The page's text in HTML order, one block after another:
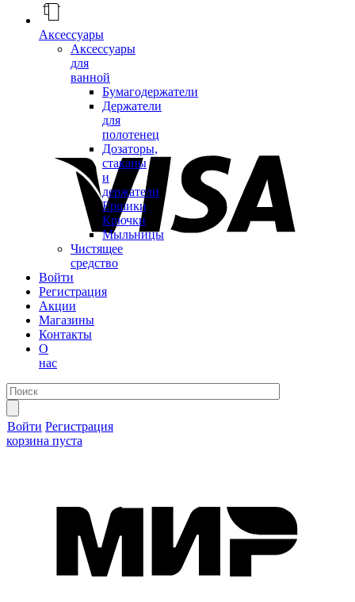
Аксессуары
Аксессуары
для
ванной
Бумагодержатели
Держатели
для
полотенец
Дозаторы,
стаканы
и
держатели
Ершики
Крючки
Мыльницы
Чистящее
средство
Войти
Регистрация
Акции
Магазины
Контакты
О
нас
Войти Регистрация
корзина пуста